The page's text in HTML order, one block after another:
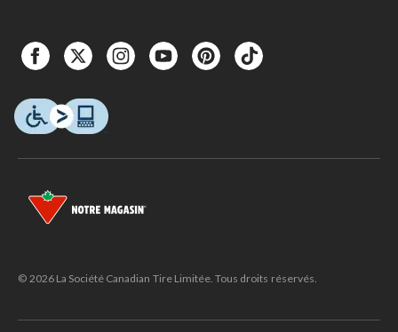
© 2026 La Société Canadian Tire Limitée. Tous droits réservés.